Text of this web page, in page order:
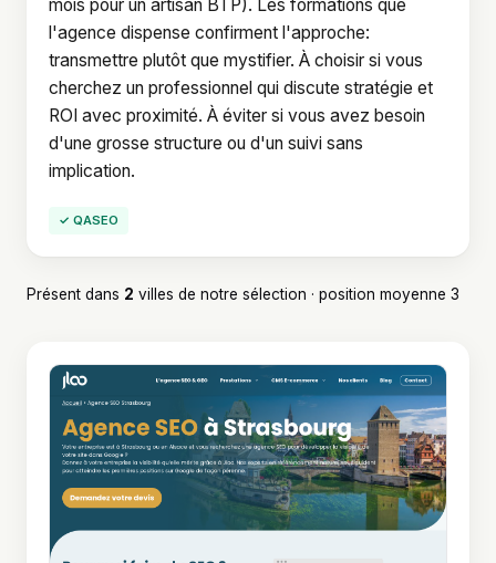
mois pour un artisan BTP). Les formations que
l'agence dispense confirment l'approche:
transmettre plutôt que mystifier. À choisir si vous
cherchez un professionnel qui discute stratégie et
ROI avec proximité. À éviter si vous avez besoin
d'une grosse structure ou d'un suivi sans
implication.
✓ QASEO
Présent dans 2 villes de notre sélection · position moyenne 3